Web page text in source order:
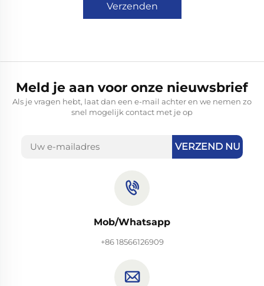
Verzenden
Meld je aan voor onze nieuwsbrief
Als je vragen hebt, laat dan een e-mail achter en we nemen zo
snel mogelijk contact met je op
VERZEND NU
Mob/Whatsapp
+86 18566126909